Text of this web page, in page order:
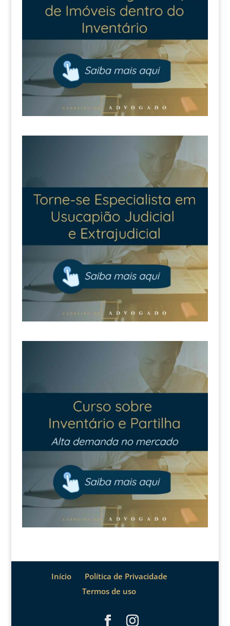
Início
Política de Privacidade
Termos de uso